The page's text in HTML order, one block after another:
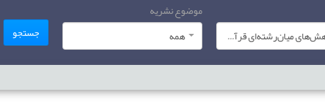
پژوهش‌های میان‌رشته‌ای قرآن کریم
موضوع نشریه
همه
جستجو